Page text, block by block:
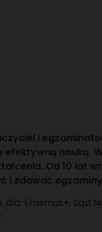
i
efektywną nauką.
Od 10 lat
i zdawać
dla: Erasmus+, Sąd